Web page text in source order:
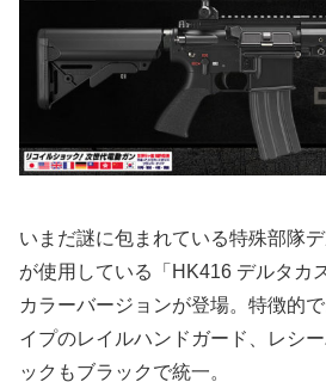
いまだ謎に包まれている特殊部隊
が使用している「HK416 デルタカ
カラーバージョンが登場。特徴的
イプのレイルハンドガード、レシ
ックもブラックで統一。